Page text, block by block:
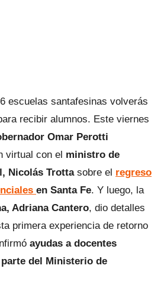
escuelas santafesinas volverás
recibir alumnos. Este viernes
Omar Perotti
virtual con el ministro de
Nicolás Trottasobre el regreso
en Santa Fe. Y luego, la
Adriana Cantero, dio detalles
primera experiencia de retorno
ayudas a docentes
del Ministerio de